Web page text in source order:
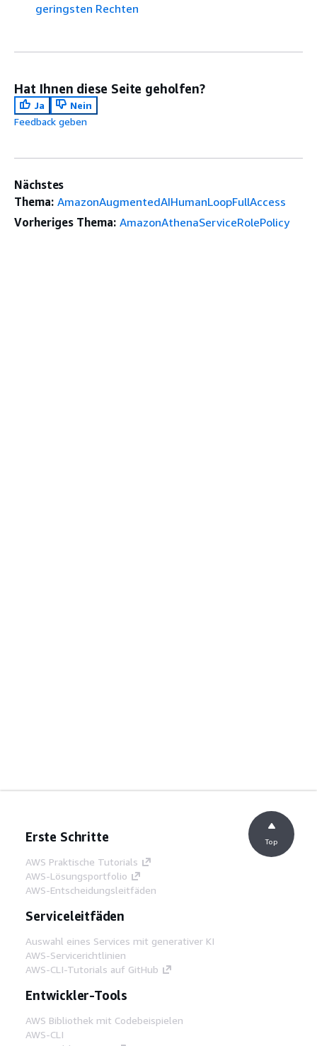
geringsten Rechten
Hat Ihnen diese Seite geholfen?
Ja
Nein
Feedback geben
Nächstes
Thema: AmazonAugmentedAIHumanLoopFullAccess
Vorheriges Thema: AmazonAthenaServiceRolePolicy
Erste Schritte
AWS Praktische Tutorials
AWS-Lösungsportfolio
AWS-Entscheidungsleitfäden
Serviceleitfäden
Auswahl eines Services mit generativer KI
AWS-Servicerichtlinien
AWS-CLI-Tutorials auf GitHub
Entwickler-Tools
AWS Bibliothek mit Codebeispielen
AWS-CLI
Top